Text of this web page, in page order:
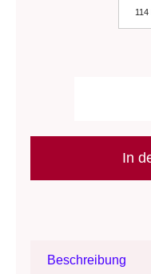
In
Beschreibung